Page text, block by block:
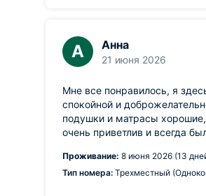
А Анна
21 июня 2026
Мне все понравилось, я
спокойной и
подушки и матрасы
очень приветлив и всегда
Проживание: 8 июня 2026 (13
Тип номера: Трехместный